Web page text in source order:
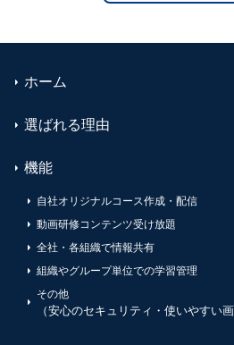
ホーム
選ばれる理由
機能
自社オリジナルコース作成・配信
動画研修コンテンツ受け放題
全社・各組織で情報共有
組織やグループ単位での学習管理
その他
（安心のセキュリティ・使いやすい